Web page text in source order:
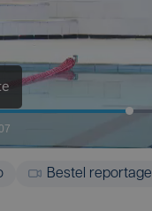
Bestel reportage